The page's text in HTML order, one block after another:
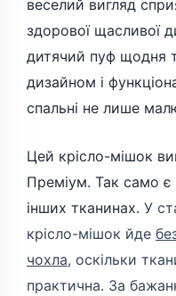
веселий вигляд
здорової щасливої
дитячий пуф щодня
дизайном і
спальні не лише
Цей крісло-мішок
Преміум. Так само
інших тканинах. У
крісло-мішок йде
чохла, оскільки
практична. За